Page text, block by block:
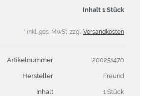
Inhalt 1 Stück
* inkl. ges. MwSt. zzgl. Versandkosten
Artikelnummer 200251470
Hersteller Freund
Inhalt 1 Stück